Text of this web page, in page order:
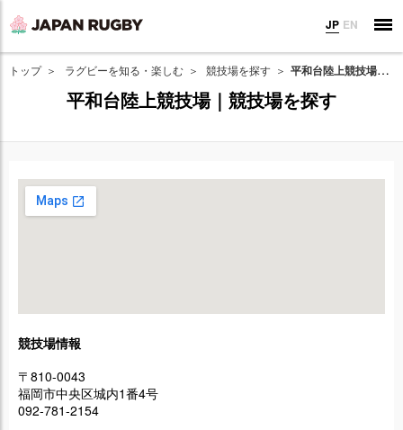
JP EN
トップ ラグビーを知る・楽しむ 競技場を探す 平和台陸上競技場｜競技場を探す
平和台陸上競技場｜競技場を探す
競技場情報
〒810-0043
福岡市中央区城内1番4号
092-781-2154